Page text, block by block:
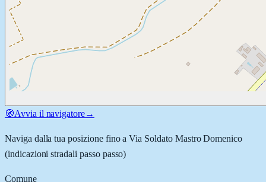
🧭Avvia il navigatore→
Naviga dalla tua posizione fino aVia Soldato Mastro Domenico
(indicazioni stradali passo passo)
Comune